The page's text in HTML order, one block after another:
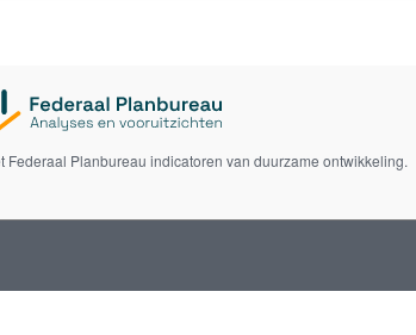
Federaal Planbureau indicatoren van duurzame ontwikkeling.